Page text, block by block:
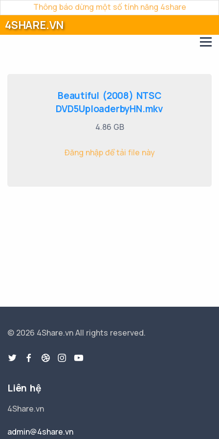
Thông báo dừng một số tính năng 4share
4SHARE.VN
Beautiful (2008) NTSC
DVD5UploaderbyHN.mkv
4.86 GB
Đăng nhập để tải file này
© 2026 4Share.vnAll rights reserved.
Liên hệ
4Share.vn
admin@4share.vn